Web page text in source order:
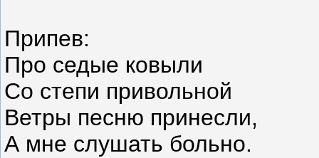
Припев:
Про седые ковыли
Со степи привольной
Ветры песню принесли,
А мне слушать больно.